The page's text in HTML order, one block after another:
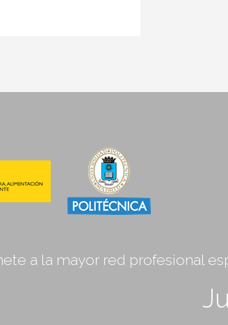
a la mayor red profesional